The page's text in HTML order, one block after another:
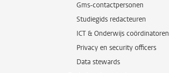
Gms-contactpersonen
Studiegids redacteuren
ICT & Onderwijs coördinatoren
Privacy en security officers
Data stewards